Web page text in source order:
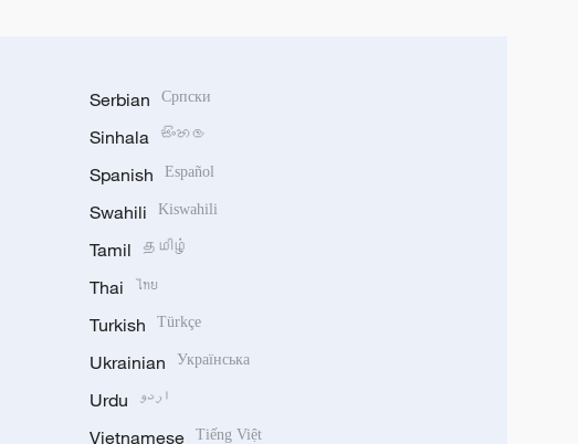
Serbian Српски
Sinhala සිංහල
Spanish Español
Swahili Kiswahili
Tamil தமிழ்
Thai ไทย
Turkish Türkçe
Ukrainian Українська
Urdu اردو
Vietnamese Tiếng Việt